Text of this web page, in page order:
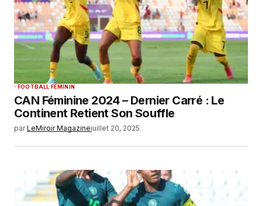
FOOTBALL FEMININ
CAN Féminine 2024 – Dernier Carré : Le
Continent Retient Son Souffle
par LeMiroir Magazinejuillet 20, 2025